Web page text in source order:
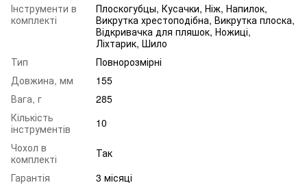
Інструменти в
комплекті
Плоскогубцы, Кусачки, Ніж, Напилок,
Викрутка хрестоподібна, Викрутка плоска,
Відкривачка для пляшок, Ножиці,
Ліхтарик, Шило
Тип
Повнорозмірні
Довжина, мм
155
Вага, г
285
Кількість
інструментів
10
Чохол в
комплекті
Так
Гарантія
3 місяці